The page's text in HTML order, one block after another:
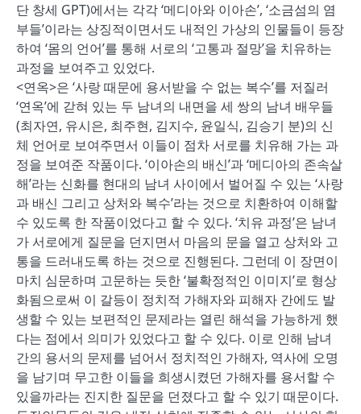
단 창세 GPT)에서는 각각 ‘메디아와 이아손’, ‘소금섬의 염
부들’이라는 상징적이면서도 내적인 가상의 인물들이 등장
하여 ‘몸의 언어’를 통해 서로의 ‘고통과 절망’을 치유하는
과정을 보여주고 있었다.
<연옥>은 ‘사랑 때문에 용서받을 수 없는 복수’를 저질러
‘연옥’에 갇혀 있는 두 남녀의 내면을 세 쌍의 남녀 배우들
(최자연, 유시은, 최주현, 김지수, 윤일식, 김승기 분)의 신
체 언어로 보여주면서 이들이 점차 서로를 치유해 가는 과
정을 보여준 작품이다. ‘이아손의 배신’과 ‘메디아의 존속살
해’라는 신화를 현대의 남녀 사이에서 벌어질 수 있는 ‘사랑
과 배신 그리고 상처와 복수’라는 것으로 치환하여 이해할
수 있도록 한 작품이었다고 할 수 있다. ‘치유 과정’은 남녀
가 서로에게 질문을 던지면서 마음의 문을 열고 상처와 고
통을 드러내도록 하는 것으로 진행된다. 그런데 이 장면이
마치 심문하며 고문하는 듯한 ‘불확정적인 이미지’로 형상
화됨으로써 이 갈등이 정치적 가해자와 피해자 간에도 발
생할 수 있는 보편적인 문제라는 열린 해석을 가능하게 했
다는 점에서 의미가 있었다고 할 수 있다. 이로 인해 남녀
간의 용서의 문제를 넘어서 정치적인 가해자, 역사에 오명
을 남기며 무고한 이들을 희생시켰던 가해자를 용서할 수
있을까라는 진지한 질문을 던졌다고 할 수 있기 때문이다.